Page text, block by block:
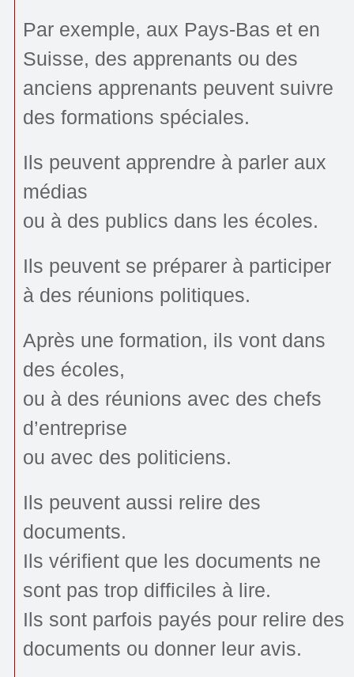
Par exemple, aux Pays-Bas et en
Suisse, des apprenants ou des
anciens apprenants peuvent suivre
des formations spéciales.
Ils peuvent apprendre à parler aux
médias
ou à des publics dans les écoles.
Ils peuvent se préparer à participer
à des réunions politiques.
Après une formation, ils vont dans
des écoles,
ou à des réunions avec des chefs
d’entreprise
ou avec des politiciens.
Ils peuvent aussi relire des
documents.
Ils vérifient que les documents ne
sont pas trop difficiles à lire.
Ils sont parfois payés pour relire des
documents ou donner leur avis.